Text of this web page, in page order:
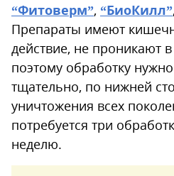
“Фитоверм”, “БиоКилл”,
Препараты имеют
действие, не проникают
поэтому обработку
тщательно, по нижней
уничтожения всех
потребуется три
неделю.